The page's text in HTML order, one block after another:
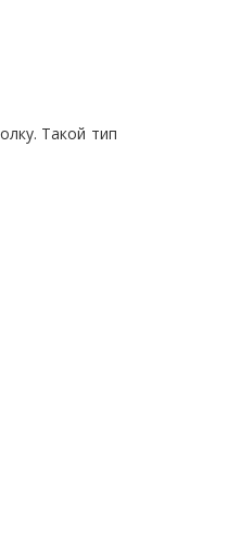
Такой тип